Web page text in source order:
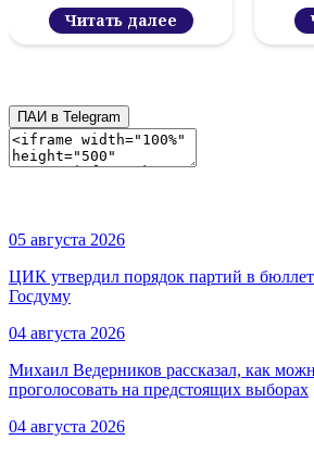
Читать далее
ПАИ в Telegram
05 августа 2026
ЦИК утвердил порядок партий в
Госдуму
04 августа 2026
Михаил Ведерников рассказал, как
проголосовать на предстоящих выборах
04 августа 2026